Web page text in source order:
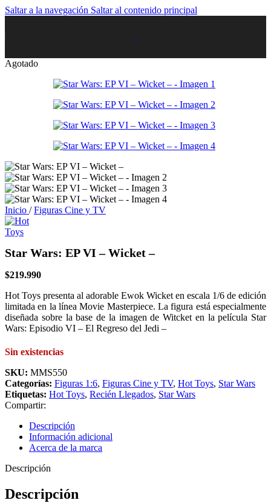
Saltar a la navegación Saltar al contenido principal
Agotado
Inicio / Figuras Cine y TV
Star Wars: EP VI – Wicket –
$219.990
Hot Toys presenta al adorable Ewok Wicket en escala 1/6 de edición
limitada en la línea Movie Masterpiece. La figura está especialmente
diseñada sobre la base de la imagen de Witcket en la película Star
Wars: Episodio VI – El Regreso del Jedi –
Sin existencias
SKU: MMS550
Categorías: Figuras 1:6, Figuras Cine y TV, Hot Toys, Star Wars
Etiquetas: Hot Toys, Recién Llegados, Star Wars
Compartir:
Descripción
Información adicional
Acerca de la marca
Descripción
Descripción